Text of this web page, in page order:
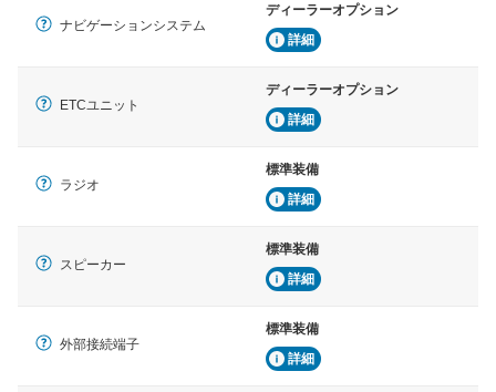
ナビゲーションシステム
ディーラーオプション
詳細
ETCユニット
ディーラーオプション
詳細
ラジオ
標準装備
詳細
スピーカー
標準装備
詳細
外部接続端子
標準装備
詳細